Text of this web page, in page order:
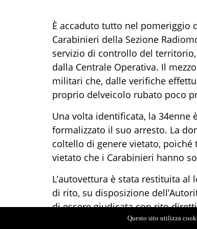
È accaduto tutto nel pomeriggio
Carabinieri della Sezione
servizio di controllo del territorio,
dalla Centrale Operativa. Il mezzo
militari che, dalle verifiche
proprio delveicolo rubato poco
Una volta identificata, la 34enne
formalizzato il suo arresto. La
coltello di genere vietato, poiché
vietato che i Carabinieri hanno
L’autovettura è stata restituita al
di rito, su disposizione
di essere giudicata con rito
Questo sito utilizza